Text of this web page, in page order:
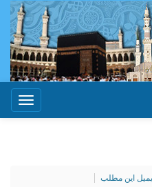
Toggle
ایمیل این مطلب